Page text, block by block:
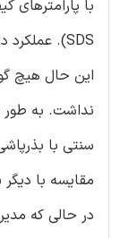
این حال هیچ
نداشت. به طور
سنتی با
در حالی که